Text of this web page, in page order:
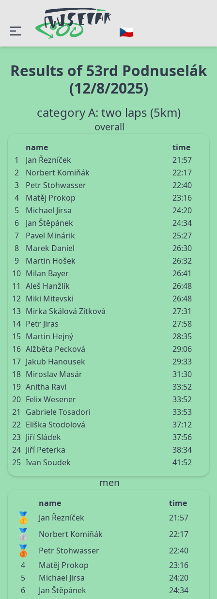
Results of 53rd Podnuselák
(12/8/2025)
category A: two laps (5km)
overall
name
time
1
Jan Řezníček
21:57
2
Norbert Komiňák
22:17
3
Petr Stohwasser
22:40
4
Matěj Prokop
23:16
5
Michael Jirsa
24:20
6
Jan Štěpánek
24:34
7
Pavel Minárik
25:27
8
Marek Daniel
26:30
9
Martin Hošek
26:32
10 Milan Bayer
26:41
11 Aleš Hanžlík
26:48
12 Miki Mitevski
26:48
13 Mirka Skálová Zítková
27:31
14 Petr Jiras
27:58
15 Martin Hejný
28:35
16 Alžběta Pecková
29:06
17 Jakub Hanousek
29:33
18 Miroslav Masár
31:30
19 Anitha Ravi
33:52
20 Felix Wesener
33:52
21
Gabriele Tosadori
33:53
22 Eliška Stodolová
37:12
23 Jiří Sládek
37:56
24 Jiří Peterka
38:34
25 Ivan Soudek 41:52
men
name time
🥇 Jan Řezníček 21:57
🥈 Norbert Komiňák 22:17
🥉 Petr Stohwasser
22:40
4
Matěj Prokop
23:16
5
Michael Jirsa
24:20
6
Jan Štěpánek
24:34